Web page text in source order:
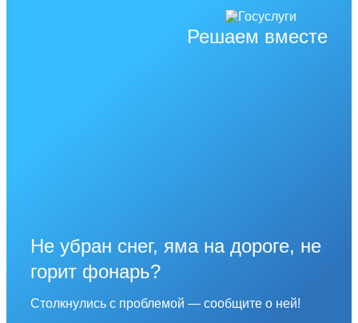
Решаем вместе
Не убран снег, яма на дороге, не
горит фонарь?
Столкнулись с проблемой — сообщите о ней!